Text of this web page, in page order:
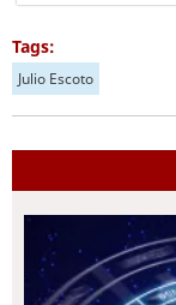
Tags:
Julio Escoto